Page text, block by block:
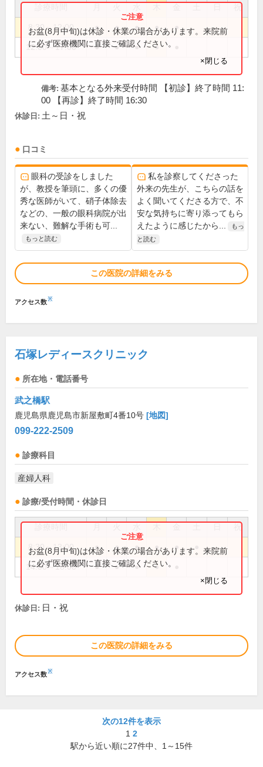
祝
8:30～12:00 ● ● ● ● ●
12:00～17:00 ● ● ● ●
お盆(8月中旬)は休診・休業の場合があります。来院前
に必ず医療機関に直接ご確認ください。
×閉じる
備考: 基本となる外来受付時間 【初診】終了時間 11:
00 【再診】終了時間 16:30
休診日: 土～日・祝
口コミ
眼科の受診をしました
が、教授を筆頭に、多くの優
秀な医師がいて、硝子体除去
などの、一般の眼科病院が出
来ない、難解な手術も可...
もっと読む
私を診察してくださった
外来の先生が、こちらの話を
よく聞いてくださる方で、不
安な気持ちに寄り添ってもら
えたように感じたから...
もっ
と読む
この医院の詳細をみる
アクセス数※
石塚レディースクリニック
所在地・電話番号
武之橋駅
鹿児島県鹿児島市新屋敷町4番10号 [地図]
099-222-2509
診療科目
産婦人科
診療/受付時間・休診日
祝
8:30～13:00 ● ● ● ● ●
14:00～18:00 ● ● ● ●
お盆(8月中旬)は休診・休業の場合があります。来院前
に必ず医療機関に直接ご確認ください。
×閉じる
休診日: 日・祝
この医院の詳細をみる
アクセス数※
次の12件を表示
1 2
駅から近い順に27件中、 1～15件